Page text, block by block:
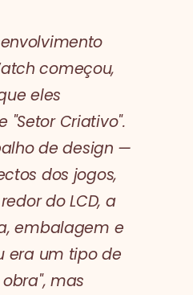
começou,
eles
Criativo".
de design —
dos jogos,
do LCD, a
embalagem e
era um tipo de
mas